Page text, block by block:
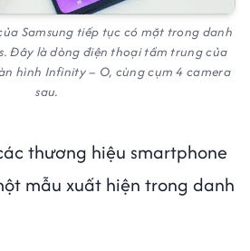
Samsung tiếp tục có mặt trong danh
Đây là dòng điện thoại tầm trung của
hình Infinity – O, cùng cụm 4 camera
sau.
thương hiệu smartphone
mẫu xuất hiện trong danh